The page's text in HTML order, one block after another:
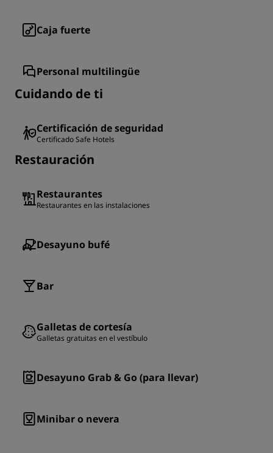
Caja fuerte
Personal multilingüe
Cuidando de ti
Certificación de seguridad
Certificado Safe Hotels
Restauración
Restaurantes
Restaurantes en las instalaciones
Desayuno bufé
Bar
Galletas de cortesía
Galletas gratuitas en el vestíbulo
Desayuno Grab & Go (para llevar)
Minibar o nevera